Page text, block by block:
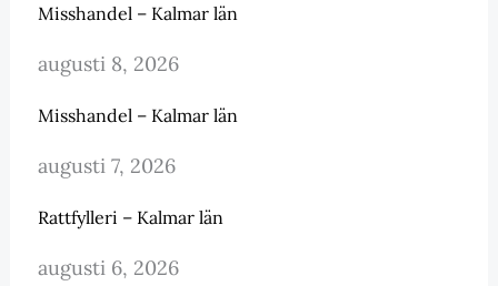
Misshandel – Kalmar län
augusti 8, 2026
Misshandel – Kalmar län
augusti 7, 2026
Rattfylleri – Kalmar län
augusti 6, 2026